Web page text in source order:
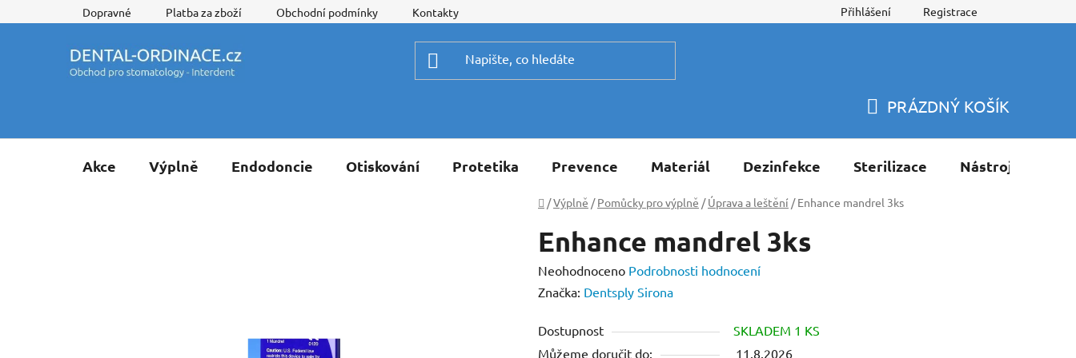
na
Dopravné Platba za zboží Obchodní podmínky Kontakty Přihlášení Registrace
KOŠÍK
PRÁZDNÝ KOŠÍK
Akce Výplně Endodoncie Otiskování Protetika Prevence Materiál Dezinfekce Sterilizace Nástroje
Domů
/Výplně / Pomůcky pro výplně / Úprava a leštění / Enhance mandrel 3ks
Enhance mandrel 3ks
Průměrné
hodnocení
je
Neohodnoceno Podrobnosti hodnocení
Značka: Dentsply Sirona
Dostupnost
SKLADEM 1 KS
Můžeme doručit do:
11.8.2026